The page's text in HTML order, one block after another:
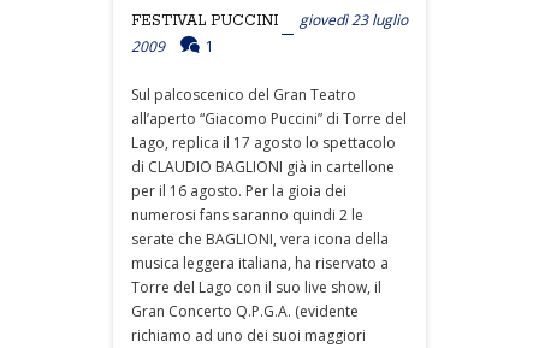
FESTIVAL PUCCINI
giovedì 23 luglio
2009
1
Sul palcoscenico del Gran Teatro
all’aperto “Giacomo Puccini” di Torre del
Lago, replica il 17 agosto lo spettacolo
di CLAUDIO BAGLIONI già in cartellone
per il 16 agosto. Per la gioia dei
numerosi fans saranno quindi 2 le
serate che BAGLIONI, vera icona della
musica leggera italiana, ha riservato a
Torre del Lago con il suo live show, il
Gran Concerto Q.P.G.A. (evidente
richiamo ad uno dei suoi maggiori